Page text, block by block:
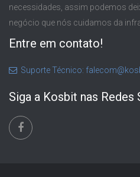
necessidades, assim podemos
negócio que nós cuidamos da
Entre em contato!
Suporte Técnico:
Siga a Kosbit nas Redes